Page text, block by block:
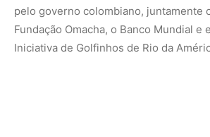
pelo governo colombiano, juntamente
Fundação Omacha, o Banco Mundial e
Iniciativa de Golfinhos de Rio da